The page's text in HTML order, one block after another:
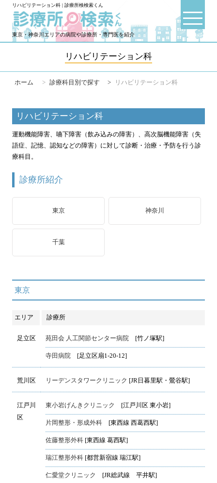
リハビリテーション科 | 診療所検検索くん
東京・神奈川エリアの病院や診療所・専門医を紹介
リハビリテーション科
ホーム > 診療科目別で探す > リハビリテーション科
リハビリテーション科
運動機能障害、嚥下障害（飲み込みの障害）、高次脳機能障害（失
語症、記憶、認知などの障害）に対して診断・治療・予防を行う診
療科目。
診療所紹介
東京 神奈川
千葉
東京
エリア 診療所
足立区 苑田会 人工関節センター病院 [竹ノ塚駅]
寺田病院 [足立区扇1-20-12]
荒川区 リーデンスタワークリニック [JR日暮里駅・鶯谷駅]
江戸川
区
東小岩げんきクリニック [江戸川区 東小岩]
片岡整形・形成外科 [東西線 西葛西駅]
佐藤整形外科 [東西線 葛西駅]
瑞江整形外科 [都営新宿線 瑞江駅]
仁愛堂クリニック [JR総武線 平井駅]